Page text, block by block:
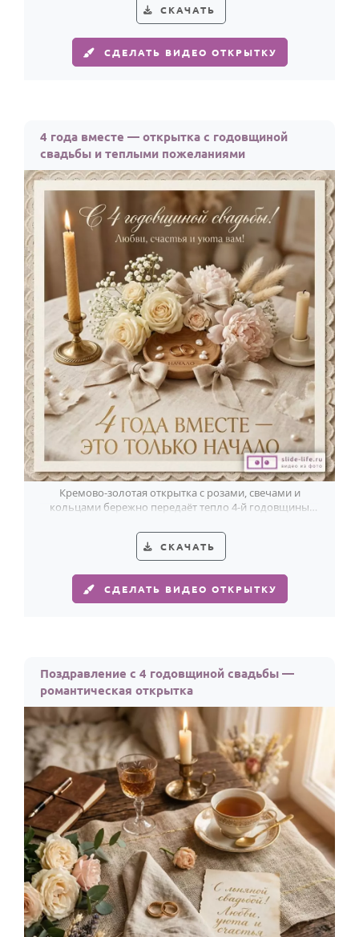
СКАЧАТЬ
СДЕЛАТЬ ВИДЕО ОТКРЫТКУ
4 года вместе — открытка с годовщиной
свадьбы и теплыми пожеланиями
Кремово-золотая открытка с розами, свечами и
кольцами бережно передаёт тепло 4-й годовщины
СКАЧАТЬ
СДЕЛАТЬ ВИДЕО ОТКРЫТКУ
Поздравление с 4 годовщиной свадьбы —
романтическая открытка